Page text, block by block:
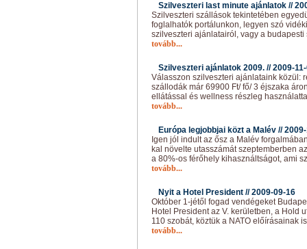
Szilveszteri last minute ajánlatok //
Szilveszteri szállások tekintetében
foglalhatók portálunkon, legyen szó
szilveszteri ajánlatairól, vagy a
tovább...
Szilveszteri ajánlatok 2009. //2009-
Válasszon szilveszteri ajánlataink közül:
szállodák már 69900 Ft/ fő/ 3 éjszaka
ellátással és wellness részleg
tovább...
Európa legjobbjai közt a Malév //
Igen jól indult az ősz a Malév
kal növelte utasszámát szeptemberben
a 80%-os férőhely kihasználtságot, ami
tovább...
Nyit a Hotel President //2009-09-16
Október 1-jétől fogad vendégeket
Hotel President az V. kerületben, a Hold
110 szobát, köztük a NATO előírásainak
tovább...